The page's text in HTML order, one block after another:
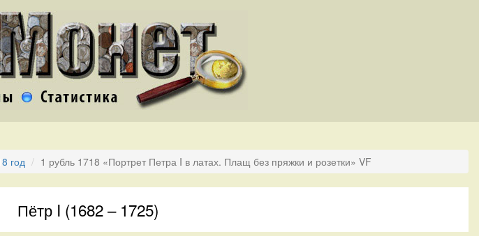
год 1 рубль 1718 «Портрет Петра I в латах. Плащ без пряжки и розетки» VF
Пётр I (1682 – 1725)